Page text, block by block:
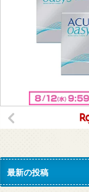
最新の投稿